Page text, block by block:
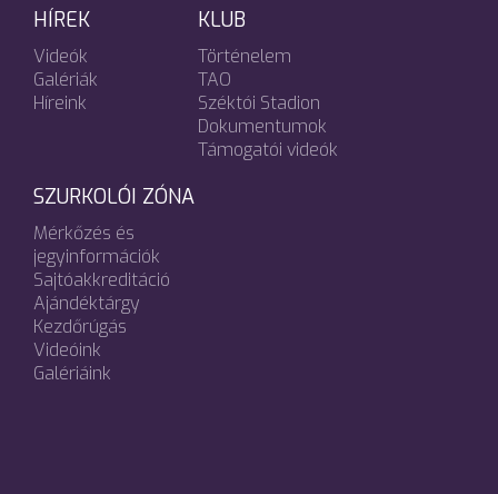
HÍREK
Videók
Galériák
Híreink
KLUB
Történelem
TAO
Széktói Stadion
Dokumentumok
Támogatói videók
SZURKOLÓI ZÓNA
Mérkőzés és
jegyinformációk
Sajtóakkreditáció
Ajándéktárgy
Kezdőrúgás
Videóink
Galériáink